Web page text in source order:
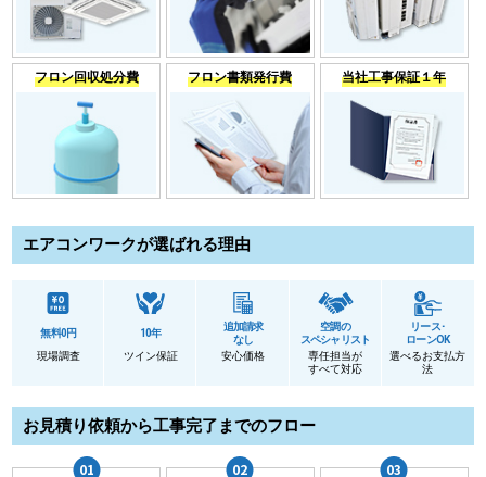
フロン回収処分費 フロン書類発行費 当社工事保証１年
エアコンワークが選ばれる理由
無料0円
現場調査
10年
ツイン保証
追加請求
なし
安心価格
空調の
スペシャリスト
専任担当が
すべて対応
リース･
ローンOK
選べるお支払方
法
お見積り依頼から工事完了までのフロー